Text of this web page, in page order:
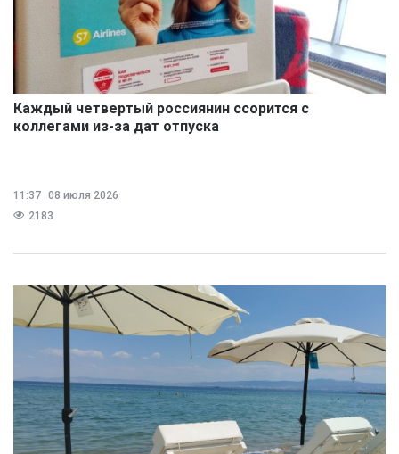
Каждый четвертый россиянин ссорится с
коллегами из-за дат отпуска
11:37 08 июля 2026
2183